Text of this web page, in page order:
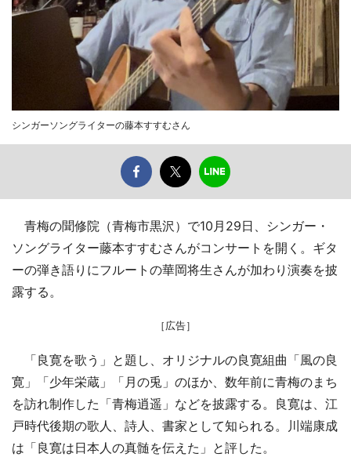
シンガーソングライターの藤本すすむさん
青梅の聞修院（青梅市黒沢）で10月29日、シンガー・
ソングライター藤本すすむさんがコンサートを開く。ギタ
ーの弾き語りにフルートの華岡将生さんが加わり演奏を披
露する。
［広告］
「良寛を歌う」と題し、オリジナルの良寛組曲「風の良
寛」「少年栄蔵」「月の兎」のほか、数年前に青梅のまち
を訪れ制作した「青梅逍遥」などを披露する。良寛は、江
戸時代後期の歌人、詩人、書家として知られる。川端康成
は「良寛は日本人の真髄を伝えた」と評した。